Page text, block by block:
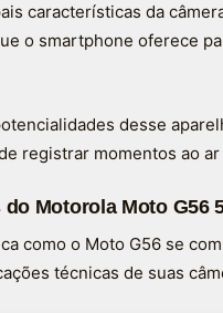
características da
o smartphone oferece
desse
registrar momentos ao
Motorola Moto G56
como o Moto G56 se
técnicas de suas